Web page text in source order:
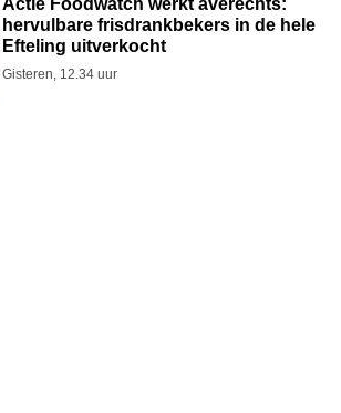
Actie Foodwatch werkt averechts:
hervulbare frisdrankbekers in de hele
Efteling uitverkocht
Gisteren, 12.34 uur